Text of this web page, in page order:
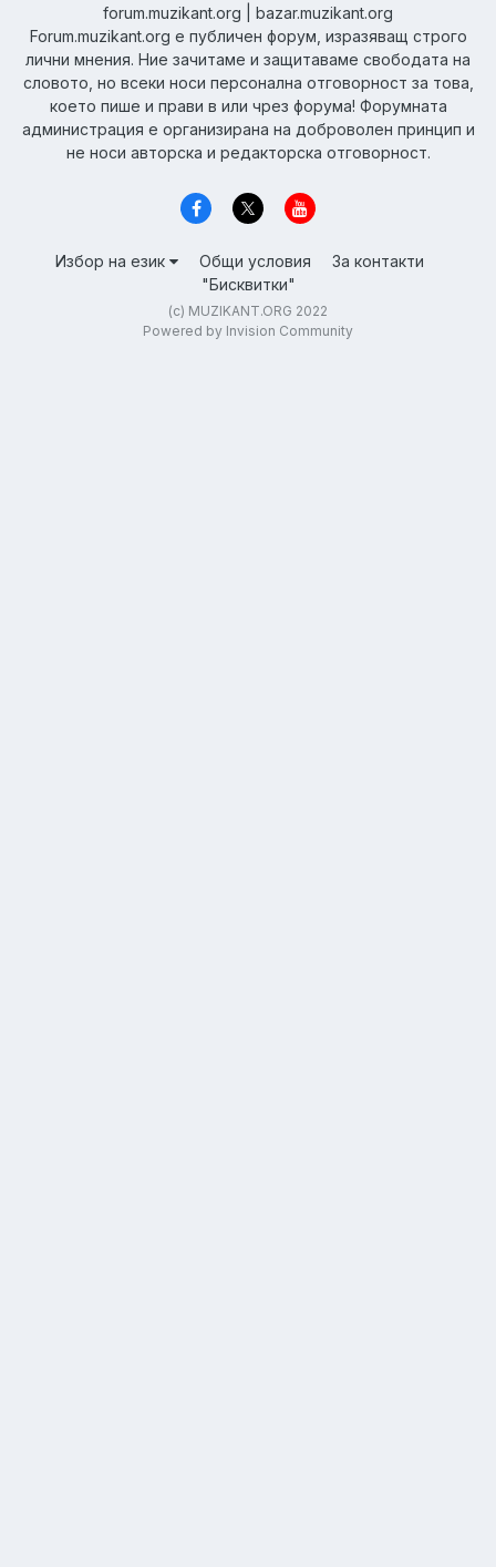
forum.muzikant.org | bazar.muzikant.org
Forum.muzikant.org е публичен форум, изразяващ строго
лични мнения. Ние зачитаме и защитаваме свободата на
словото, но всеки носи персонална отговорност за това,
което пише и прави в или чрез форума! Форумната
администрация е организирана на доброволен принцип и
не носи авторска и редакторска отговорност.
Избор на език Общи условия
За контакти
"Бисквитки"
(c) MUZIKANT.ORG 2022
Powered by Invision Community